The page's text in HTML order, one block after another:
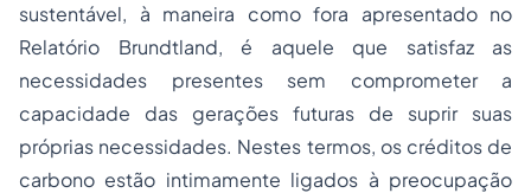
sustentável, à maneira como fora apresentado no
Relatório Brundtland, é aquele que satisfaz as
necessidades presentes sem comprometer a
capacidade das gerações futuras de suprir suas
próprias necessidades. Nestes termos, os créditos de
carbono estão intimamente ligados à preocupação